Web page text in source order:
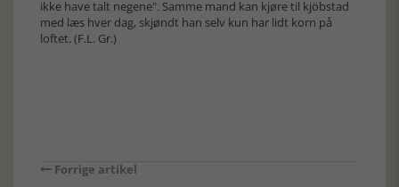
ikke have talt negene". Samme mand kan kjøre til kjöbstad
med læs hver dag, skjøndt han selv kun har lidt korn på
loftet. (F.L. Gr.)
Forrige artikel